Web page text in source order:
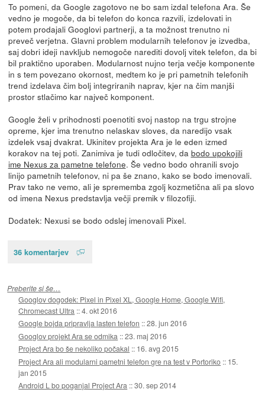
To pomeni, da Google zagotovo ne bo sam izdal telefona Ara. Še
vedno je mogoče, da bi telefon do konca razvili, izdelovati in
potem prodajali Googlovi partnerji, a ta možnost trenutno ni
preveč verjetna. Glavni problem modularnih telefonov je izvedba,
saj dobri ideji navkljub nemogoče narediti dovolj vitek telefon, da bi
bil praktično uporaben. Modularnost nujno terja večje komponente
in s tem povezano okornost, medtem ko je pri pametnih telefonih
trend izdelava čim bolj integriranih naprav, kjer na čim manjši
prostor stlačimo kar največ komponent.
Google želi v prihodnosti poenotiti svoj nastop na trgu strojne
opreme, kjer ima trenutno nelaskav sloves, da naredijo vsak
izdelek vsaj dvakrat. Ukinitev projekta Ara je le eden izmed
korakov na tej poti. Zanimiva je tudi odločitev, da bodo upokojili
ime Nexus za pametne telefone. Še vedno bodo ohranili svojo
linijo pametnih telefonov, ni pa še znano, kako se bodo imenovali.
Prav tako ne vemo, ali je sprememba zgolj kozmetična ali pa slovo
od imena Nexus predstavlja večji premik v filozofiji.
Dodatek: Nexusi se bodo odslej imenovali Pixel.
36 komentarjev
Preberite si še…
Googlov dogodek: Pixel in Pixel XL, Google Home, Google Wifi,
Chromecast Ultra ::4. okt 2016
Google bojda pripravlja lasten telefon ::28. jun 2016
Googlov projekt Ara se odmika ::23. maj 2016
Project Ara bo še nekoliko počakal :: 16. avg 2015
Project Ara ali modularni pametni telefon gre na test v Portoriko :: 15.
jan 2015
Android L bo poganjal Project Ara ::30. sep 2014